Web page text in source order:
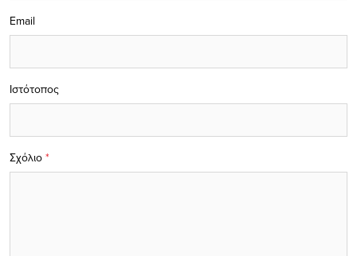
Σχόλιο *
Email
Ιστότοπος